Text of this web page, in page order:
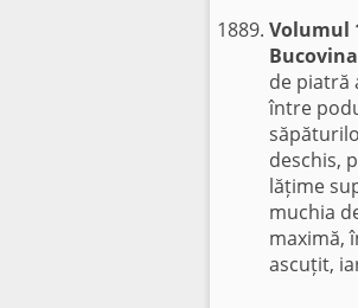
Volumul
Bucovina
de piatră
între
deschis,
lățime
muchia
maximă,
ascuțit,